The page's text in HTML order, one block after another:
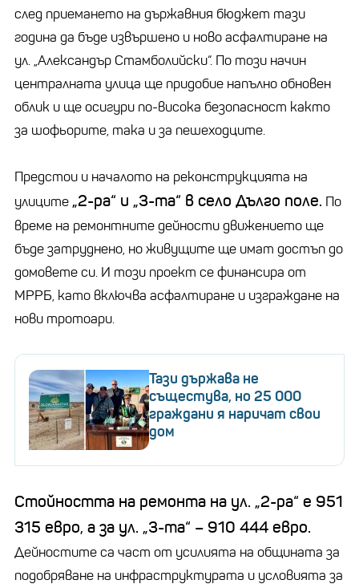
след приемането на държавния бюджет тази
година да бъде извършено и ново асфалтиране на
ул. „Александър Стамболийски“. По този начин
централната улица ще придобие напълно обновен
облик и ще осигури по-висока безопасност както
за шофьорите, така и за пешеходците.
Предстои и началото на реконструкцията на
улиците „2-ра“ и „3-та“ в село Дълго поле. По
време на ремонтните дейности движението ще
бъде затруднено, но живущите ще имат достъп до
домовете си. И този проект се финансира от
МРРБ, като включва асфалтиране и изграждане на
нови тротоари.
Тази държава не
същестува, но 25 000
граждани я наричат свои
дом
Стойността на ремонта на ул. „2-ра“ е 951
315 евро, а за ул. „3-та“ – 910 444 евро.
Дейностите са част от усилията на общината за
подобряване на инфраструктурата и условията за